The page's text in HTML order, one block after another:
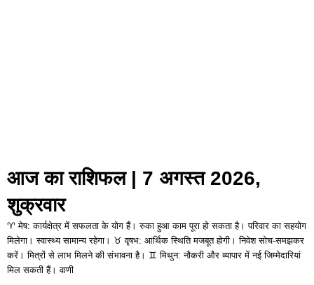
आज का राशिफल | 7 अगस्त 2026,
शुक्रवार
♈ मेष: कार्यक्षेत्र में सफलता के योग हैं। रुका हुआ काम पूरा हो सकता है। परिवार का सहयोग
मिलेगा। स्वास्थ्य सामान्य रहेगा। ♉ वृषभ: आर्थिक स्थिति मजबूत होगी। निवेश सोच-समझकर
करें। मित्रों से लाभ मिलने की संभावना है। ♊ मिथुन: नौकरी और व्यापार में नई जिम्मेदारियां
मिल सकती हैं। वाणी